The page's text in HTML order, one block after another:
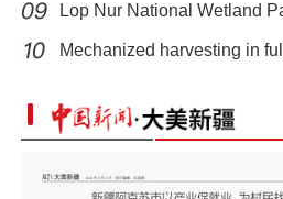
探访新疆和田战斗渠渠首：屹
Lop Nur National Wetland
Mechanized harvesting in